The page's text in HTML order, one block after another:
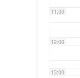
11:00
12:00
13:00